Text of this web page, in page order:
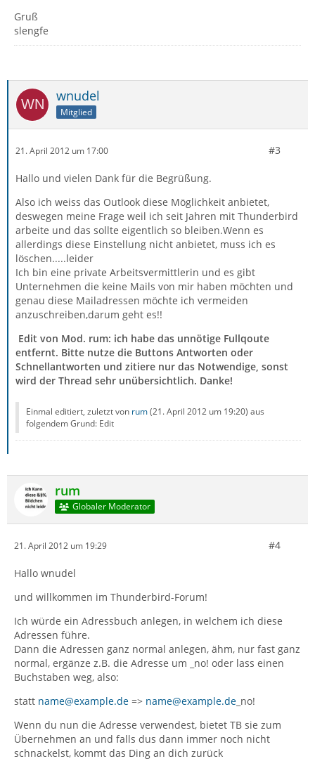
Gruß
slengfe
wnudel
Mitglied
21. April 2012 um 17:00 #3
Hallo und vielen Dank für die Begrüßung.
Also ich weiss das Outlook diese Möglichkeit anbietet,
deswegen meine Frage weil ich seit Jahren mit Thunderbird
arbeite und das sollte eigentlich so bleiben.Wenn es
allerdings diese Einstellung nicht anbietet, muss ich es
löschen.....leider
Ich bin eine private Arbeitsvermittlerin und es gibt
Unternehmen die keine Mails von mir haben möchten und
genau diese Mailadressen möchte ich vermeiden
anzuschreiben,darum geht es!!
Edit von Mod. rum: ich habe das unnötige Fullqoute
entfernt. Bitte nutze die Buttons Antworten oder
Schnellantworten und zitiere nur das Notwendige, sonst
wird der Thread sehr unübersichtlich. Danke!
Einmal editiert, zuletzt von rum(21. April 2012 um 19:20) aus
folgendem Grund: Edit
rum
Globaler Moderator
21. April 2012 um 19:29 #4
Hallo wnudel
und willkommen im Thunderbird-Forum!
Ich würde ein Adressbuch anlegen, in welchem ich diese
Adressen führe.
Dann die Adressen ganz normal anlegen, ähm, nur fast ganz
normal, ergänze z.B. die Adresse um _no! oder lass einen
Buchstaben weg, also:
statt name@example.de => name@example.de _no!
Wenn du nun die Adresse verwendest, bietet TB sie zum
Übernehmen an und falls dus dann immer noch nicht
schnackelst, kommt das Ding an dich zurück